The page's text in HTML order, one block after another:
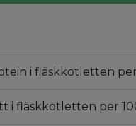
i fläskkotletten
i fläskkotletten per